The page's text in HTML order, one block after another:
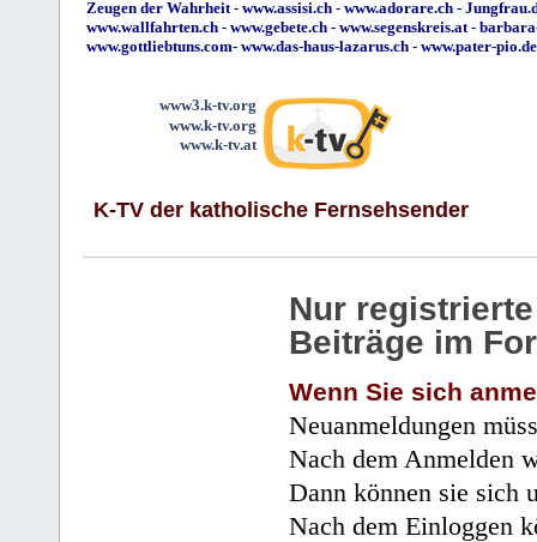
Zeugen der Wahrheit- www.assisi.ch - www.adorare.ch -
www.wallfahrten.ch - www.gebete.ch - www.segenskreis.at-
www.gottliebtuns.com- www.das-haus-lazarus.ch - www.pater-pio.de
www3.k-tv.org
www.k-tv.org
www.k-tv.at
K-TV der katholische Fernsehsender
Nur
Beiträge im
Wenn Sie sich
Neuanmeldungen
Nach dem Anmelden
Dann können sie sich
Nach dem Einloggen